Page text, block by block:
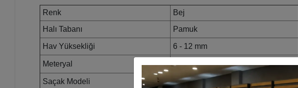
Renk
Bej
Halı Tabanı
Pamuk
Hav Yüksekliği 6 - 12 mm
Meteryal Akrilik
Saçak Modeli
Spor Saçak